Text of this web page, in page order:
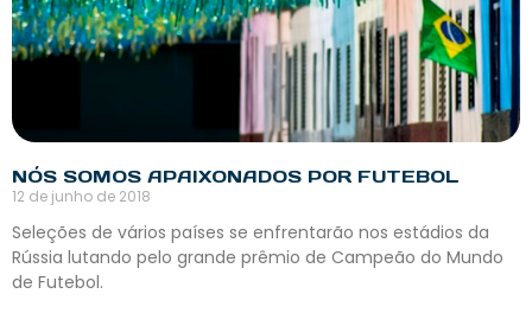
NÓS SOMOS APAIXONADOS POR FUTEBOL
12 de junho de 2018
Seleções de vários países se enfrentarão nos estádios da
Rússia lutando pelo grande prêmio de Campeão do Mundo
de Futebol.